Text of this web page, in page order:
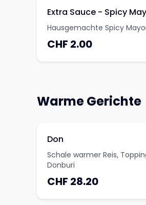
Extra Sauce - Spicy
Hausgemachte Spicy
CHF 2.00
Warme Gerichte
Don
Schale warmer Reis,
Donburi
CHF 28.20